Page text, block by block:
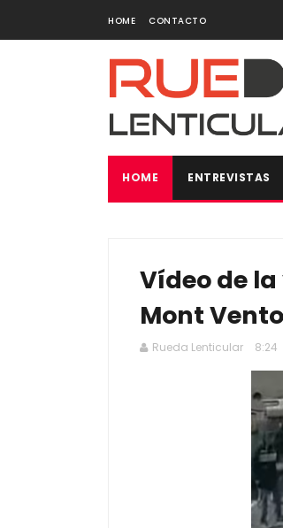
HOME CONTACTO
HOME ENTREVISTAS
Vídeo de
Mont
Rueda Lenticular 8:24